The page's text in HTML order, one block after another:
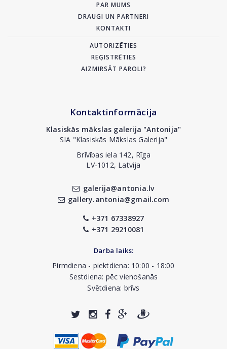
PAR MUMS
DRAUGI UN PARTNERI
KONTAKTI
AUTORIZĒTIES
REĢISTRĒTIES
AIZMIRSĀT PAROLI?
Kontaktinformācija
Klasiskās mākslas galerija "Antonija"
SIA "Klasiskās Mākslas Galerija"
Brīvības iela 142, Rīga
LV-1012, Latvija
galerija@antonia.lv
gallery.antonia@gmail.com
+371 67338927
+371 29210081
Darba laiks:
Pirmdiena - piektdiena: 10:00 - 18:00
Sestdiena: pēc vienošanās
Svētdiena: brīvs